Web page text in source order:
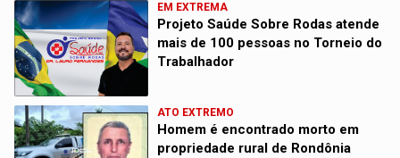
EM EXTREMA
Projeto Saúde Sobre Rodas atende
mais de 100 pessoas no Torneio do
Trabalhador
ATO EXTREMO
Homem é encontrado morto em
propriedade rural de Rondônia